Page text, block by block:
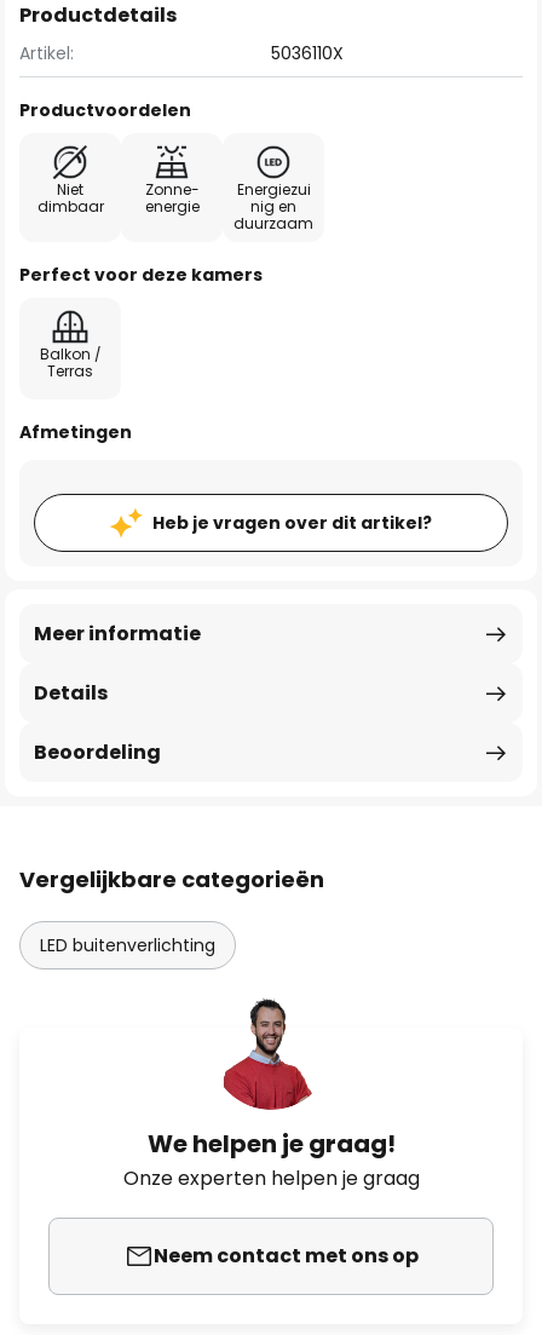
Productdetails
Artikel: 5036110X
Productvoordelen
Niet
dimbaar
Zonne-
energie
Energiezui
nig en
duurzaam
Perfect voor deze kamers
Balkon /
Terras
Afmetingen
Heb je vragen over dit artikel?
Details
Meer informatie
Beoordeling
Vergelijkbare categorieën
LED buitenverlichting
We helpen je graag!
Onze experten helpen je graag
Neem contact met ons op